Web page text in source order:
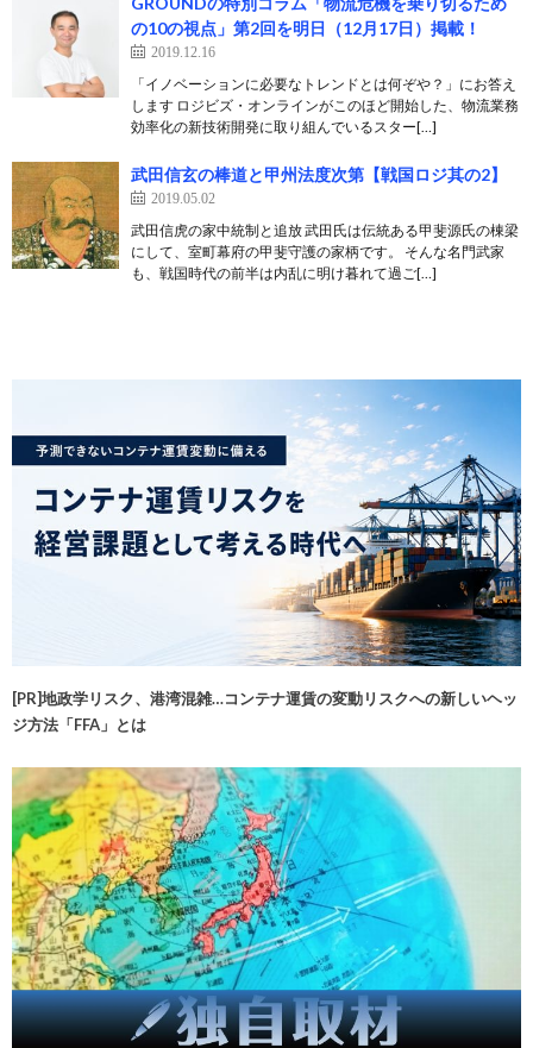
の10の視点」第2回を明日（12月17日）掲載！
2019.12.16
「イノベーションに必要なトレンドとは何ぞや？」にお答え
します ロジビズ・オンラインがこのほど開始した、物流業務
効率化の新技術開発に取り組んでいるスター[…]
武田信玄の棒道と甲州法度次第【戦国ロジ其の2】
2019.05.02
武田信虎の家中統制と追放 武田氏は伝統ある甲斐源氏の棟梁
にして、室町幕府の甲斐守護の家柄です。 そんな名門武家
も、戦国時代の前半は内乱に明け暮れて過ご[…]
[PR]地政学リスク、港湾混雑…コンテナ運賃の変動リスクへの新しいヘッ
ジ方法「FFA」とは